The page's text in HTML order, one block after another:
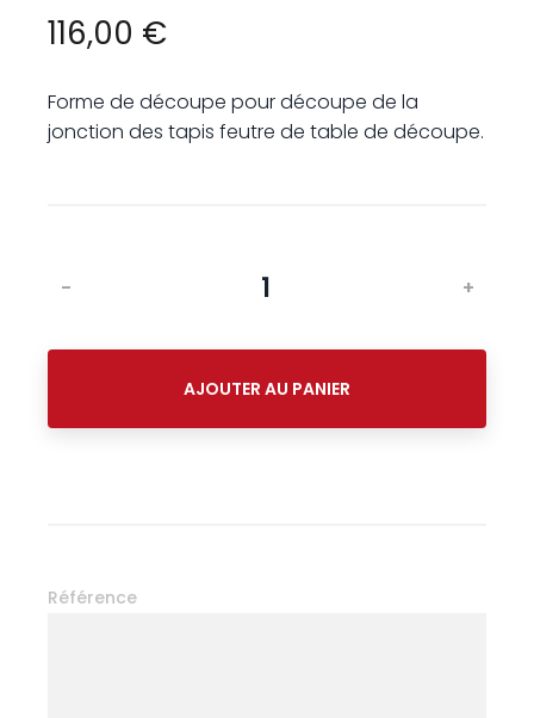
116,00 €
Forme de découpe pour découpe de la
jonction des tapis feutre de table de découpe.
- +
AJOUTER AU PANIER
Référence